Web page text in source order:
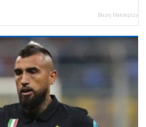
Błażej Małolepszy